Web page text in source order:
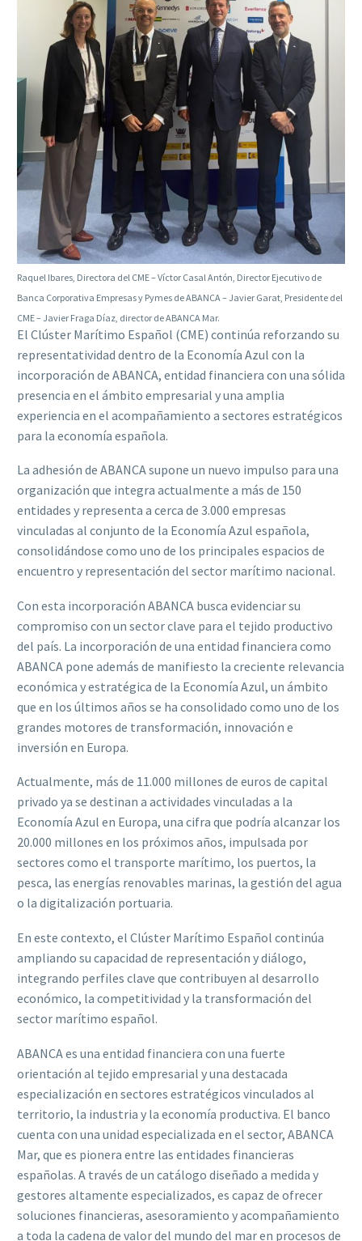
Raquel Ibares, Directora del CME – Víctor Casal Antón, Director Ejecutivo de
Banca Corporativa Empresas y Pymes de ABANCA – Javier Garat, Presidente del
CME – Javier Fraga Díaz, director de ABANCA Mar.
El Clúster Marítimo Español (CME) continúa reforzando su
representatividad dentro de la Economía Azul con la
incorporación de ABANCA, entidad financiera con una sólida
presencia en el ámbito empresarial y una amplia
experiencia en el acompañamiento a sectores estratégicos
para la economía española.
La adhesión de ABANCA supone un nuevo impulso para una
organización que integra actualmente a más de 150
entidades y representa a cerca de 3.000 empresas
vinculadas al conjunto de la Economía Azul española,
consolidándose como uno de los principales espacios de
encuentro y representación del sector marítimo nacional.
Con esta incorporación ABANCA busca evidenciar su
compromiso con un sector clave para el tejido productivo
del país. La incorporación de una entidad financiera como
ABANCA pone además de manifiesto la creciente relevancia
económica y estratégica de la Economía Azul, un ámbito
que en los últimos años se ha consolidado como uno de los
grandes motores de transformación, innovación e
inversión en Europa.
Actualmente, más de 11.000 millones de euros de capital
privado ya se destinan a actividades vinculadas a la
Economía Azul en Europa, una cifra que podría alcanzar los
20.000 millones en los próximos años, impulsada por
sectores como el transporte marítimo, los puertos, la
pesca, las energías renovables marinas, la gestión del agua
o la digitalización portuaria.
En este contexto, el Clúster Marítimo Español continúa
ampliando su capacidad de representación y diálogo,
integrando perfiles clave que contribuyen al desarrollo
económico, la competitividad y la transformación del
sector marítimo español.
ABANCA es una entidad financiera con una fuerte
orientación al tejido empresarial y una destacada
especialización en sectores estratégicos vinculados al
territorio, la industria y la economía productiva. El banco
cuenta con una unidad especializada en el sector, ABANCA
Mar, que es pionera entre las entidades financieras
españolas. A través de un catálogo diseñado a medida y
gestores altamente especializados, es capaz de ofrecer
soluciones financieras, asesoramiento y acompañamiento
a toda la cadena de valor del mundo del mar en procesos de